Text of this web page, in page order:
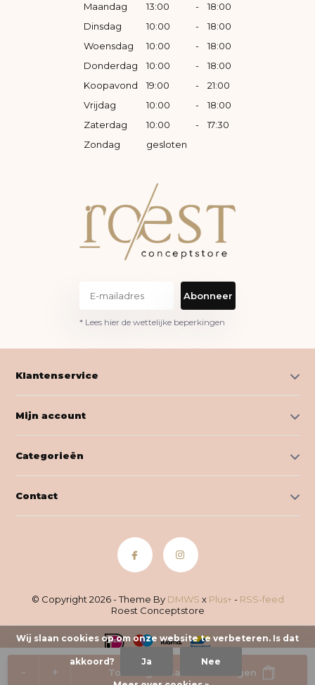
+
- Toevoegen aan winkelwagen
Maandag 13:00 -
18:00
Dinsdag
10:00 -
18:00
Woensdag
10:00 -
18:00
Donderdag
10:00 -
18:00
Koopavond
19:00 -
21:00
Vrijdag
10:00 -
18:00
Zaterdag
10:00 -
17:30
Zondag
gesloten
Abonneer
* Lees hier de wettelijke beperkingen
Klantenservice
Mijn account
Categorieën
Contact
© Copyright 2026 - Theme By DMWS x Plus+ - RSS-feed
Roest Conceptstore
Wij slaan cookies op om onze website te verbeteren. Is dat
akkoord? Ja Nee